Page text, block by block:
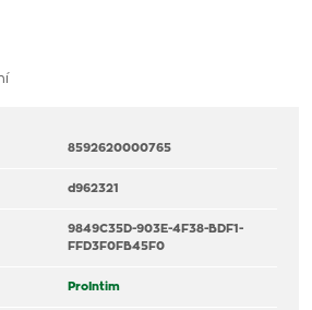
8592620000765
d962321
9849C35D-903E-4F38-BDF1-
FFD3F0FB45F0
ProIntim